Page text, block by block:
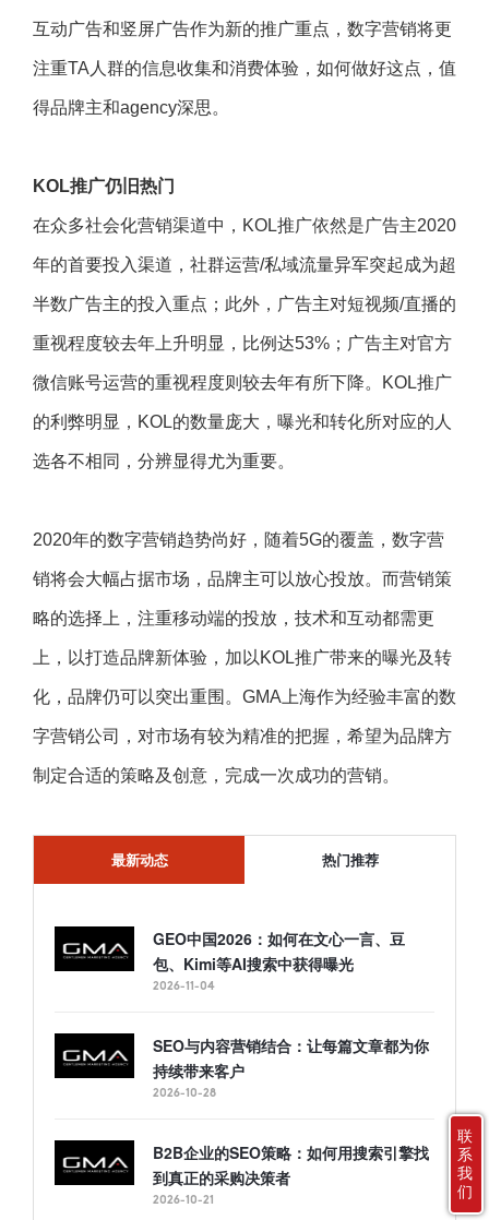
互动广告和竖屏广告作为新的推广重点，数字营销将更
注重TA人群的信息收集和消费体验，如何做好这点，值
得品牌主和agency深思。
KOL推广仍旧热门
在众多社会化营销渠道中，KOL推广依然是广告主2020
年的首要投入渠道，社群运营/私域流量异军突起成为超
半数广告主的投入重点；此外，广告主对短视频/直播的
重视程度较去年上升明显，比例达53%；广告主对官方
微信账号运营的重视程度则较去年有所下降。KOL推广
的利弊明显，KOL的数量庞大，曝光和转化所对应的人
选各不相同，分辨显得尤为重要。
2020年的数字营销趋势尚好，随着5G的覆盖，数字营
销将会大幅占据市场，品牌主可以放心投放。而营销策
略的选择上，注重移动端的投放，技术和互动都需更
上，以打造品牌新体验，加以KOL推广带来的曝光及转
化，品牌仍可以突出重围。GMA上海作为经验丰富的数
字营销公司，对市场有较为精准的把握，希望为品牌方
制定合适的策略及创意，完成一次成功的营销。
最新动态 热门推荐
GEO中国2026：如何在文心一言、豆
包、Kimi等AI搜索中获得曝光
2026-11-04
SEO与内容营销结合：让每篇文章都为你
持续带来客户
2026-10-28
B2B企业的SEO策略：如何用搜索引擎找
到真正的采购决策者
2026-10-21
联
系
我
们